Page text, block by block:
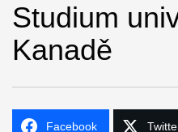
Studium
Kanadě
Facebook